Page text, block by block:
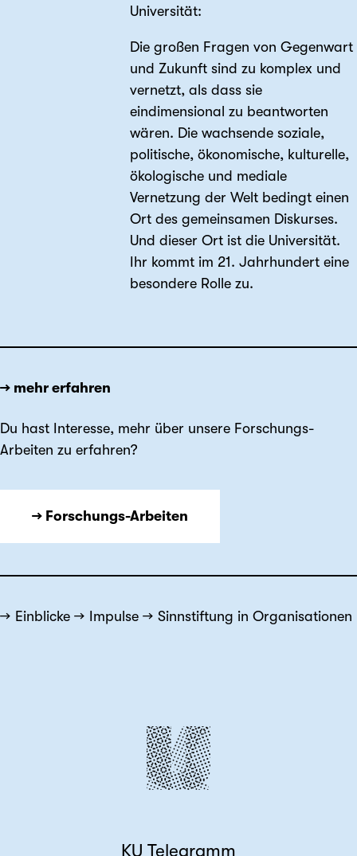
Universität:
Die großen Fragen von Gegenwart
und Zukunft sind zu komplex und
vernetzt, als dass sie
eindimensional zu beantworten
wären. Die wachsende soziale,
politische, ökonomische, kulturelle,
ökologische und mediale
Vernetzung der Welt bedingt einen
Ort des gemeinsamen Diskurses.
Und dieser Ort ist die Universität.
Ihr kommt im 21. Jahrhundert eine
besondere Rolle zu.
→ mehr erfahren
Du hast Interesse, mehr über unsere Forschungs-
Arbeiten zu erfahren?
→ Forschungs-Arbeiten
Einblicke Impulse Sinnstiftung in Organisationen